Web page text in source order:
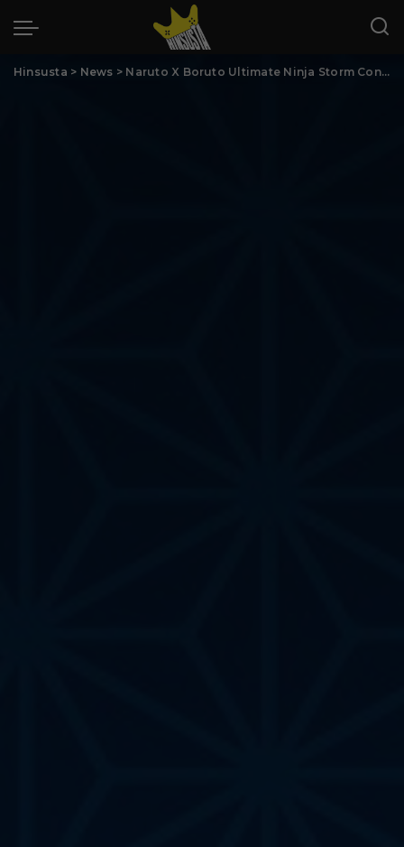
Hinsusta > News > Naruto X Boruto Ultimate Ninja Storm Connections: Release-Datum enthüllt